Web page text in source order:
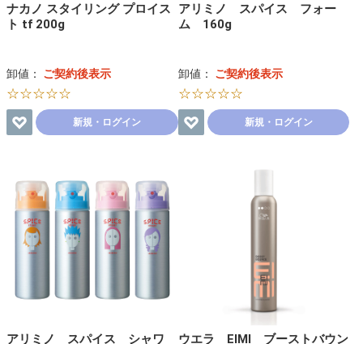
ナカノ スタイリング プロイス
ト tf 200g
卸値： ご契約後表示
☆☆☆☆☆
新規・ログイン
アリミノ スパイス フォー
ム 160g
卸値： ご契約後表示
☆☆☆☆☆
新規・ログイン
アリミノ スパイス シャワ ウエラ EIMI ブーストバウン